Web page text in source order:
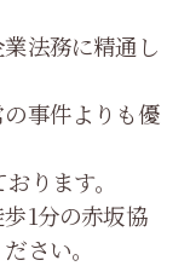
法務に精通し
事件よりも優
ります。
1分の赤坂協
さい。